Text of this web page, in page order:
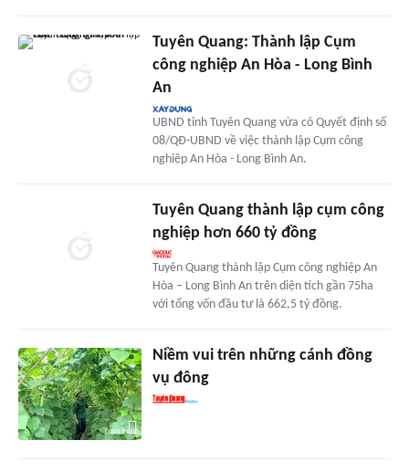
Tuyên Quang: Thành lập Cụm
công nghiệp An Hòa - Long Bình
An
UBND tỉnh Tuyên Quang vừa có Quyết định số
08/QĐ-UBND về việc thành lập Cụm công
nghiệp An Hòa - Long Bình An.
Tuyên Quang thành lập cụm công
nghiệp hơn 660 tỷ đồng
Tuyên Quang thành lập Cụm công nghiệp An
Hòa – Long Bình An trên diện tích gần 75ha
với tổng vốn đầu tư là 662,5 tỷ đồng.
Niềm vui trên những cánh đồng
vụ đông